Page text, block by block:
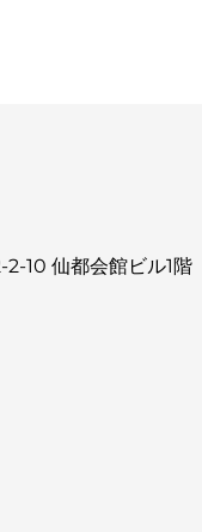
10 仙都会館ビル1階